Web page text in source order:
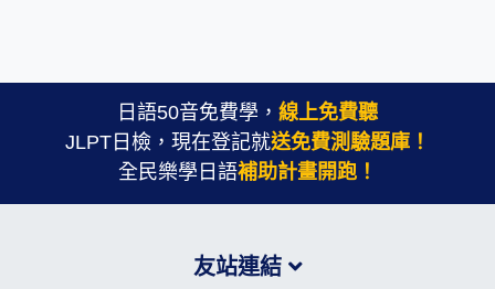
日語50音免費學， 線上免費聽
JLPT日檢，現在登記就送免費測驗題庫！
全民樂學日語補助計畫開跑！
友站連結